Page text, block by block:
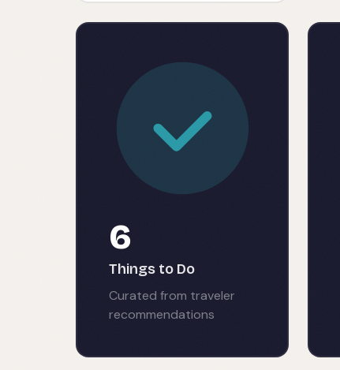
6
Things to Do
Curated from traveler
recommendations